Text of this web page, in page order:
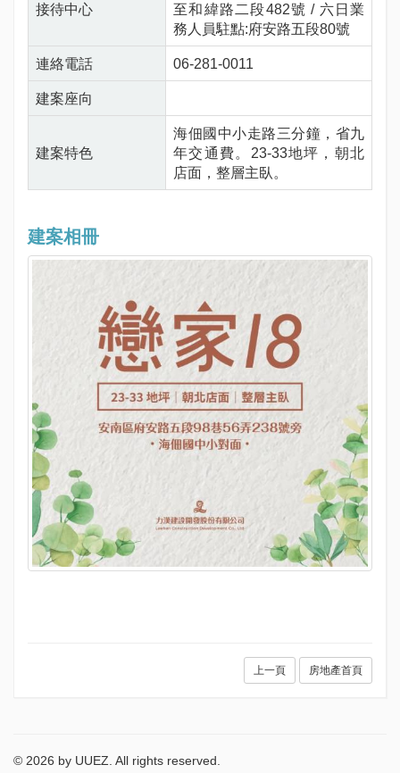
接待中心
至和緯路二段482號 / 六日業
務人員駐點:府安路五段80號
連絡電話 06-281-0011
建案座向
建案特色
海佃國中小走路三分鐘，省九
年交通費。23-33地坪，朝北
店面，整層主臥。
建案相冊
上一頁 房地產首頁
© 2026 by UUEZ. All rights reserved.